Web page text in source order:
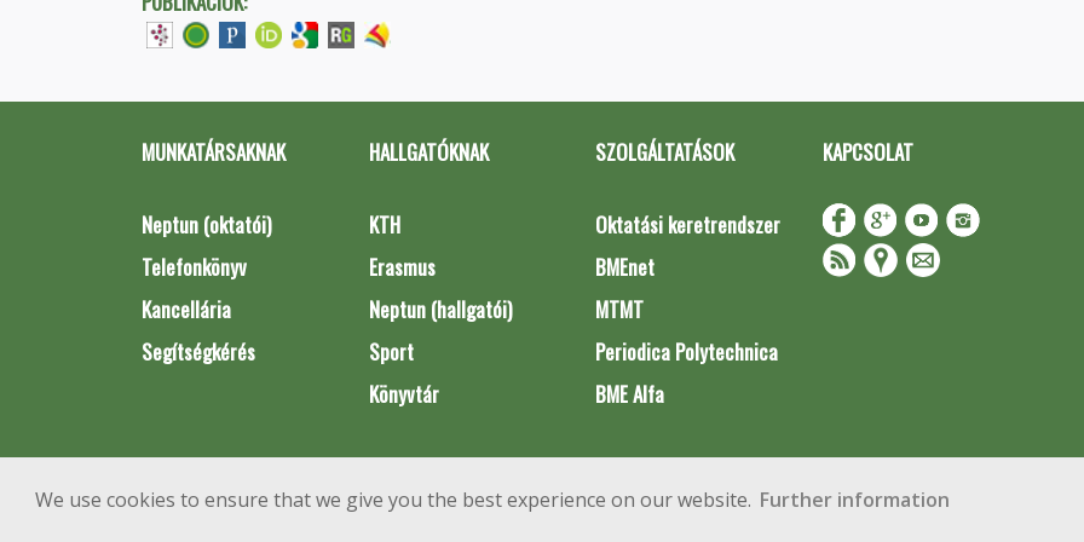
We use cookies to ensure that we give you the best experience on our website. Further information
MUNKATÁRSAKNAK
Neptun (oktatói)
Telefonkönyv
Kancellária
Segítségkérés
HALLGATÓKNAK
KTH
Erasmus
Neptun (hallgatói)
Sport
Könyvtár
SZOLGÁLTATÁSOK
Oktatási keretrendszer
BMEnet
MTMT
Periodica Polytechnica
BME Alfa
KAPCSOLAT
Copyright © 2020 BME Építőmérnöki Kar
1111 Budapest, Műegyetem rkp. 3.